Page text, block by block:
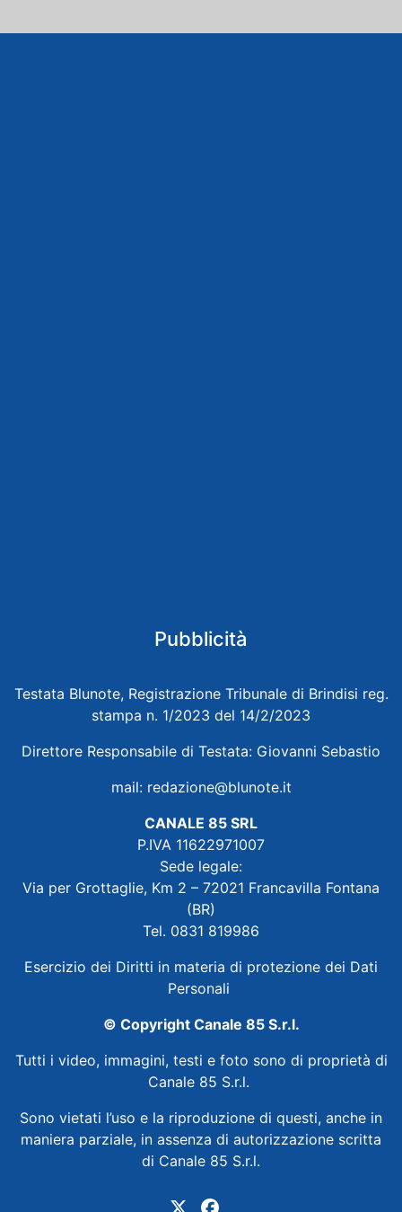
Pubblicità
Testata Blunote, Registrazione Tribunale di Brindisi reg.
stampa n. 1/2023 del 14/2/2023
Direttore Responsabile di Testata: Giovanni Sebastio
mail: redazione@blunote.it
CANALE 85 SRL
P.IVA 11622971007
Sede legale:
Via per Grottaglie, Km 2 – 72021 Francavilla Fontana
(BR)
Tel. 0831 819986
Esercizio dei Diritti in materia di protezione dei Dati
Personali
© Copyright Canale 85 S.r.l.
Tutti i video, immagini, testi e foto sono di proprietà di
Canale 85 S.r.l.
Sono vietati l’uso e la riproduzione di questi, anche in
maniera parziale, in assenza di autorizzazione scritta
di Canale 85 S.r.l.